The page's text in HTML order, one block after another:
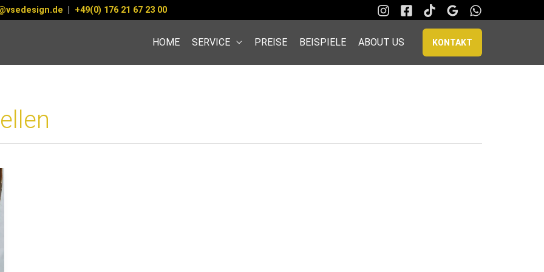
| +49(0) 176 21 67 23 00
HOME SERVICE PREISE BEISPIELE ABOUT US KONTAKT